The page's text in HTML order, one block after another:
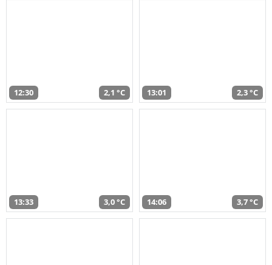
12:30 2,1 °C 13:01 2,3 °C
13:33 3,0 °C 14:06 3,7 °C